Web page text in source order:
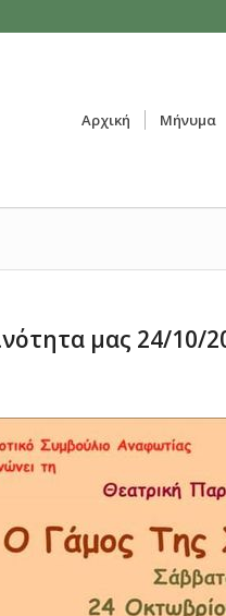
Αρχική Μήνυμα
μας 24/10/